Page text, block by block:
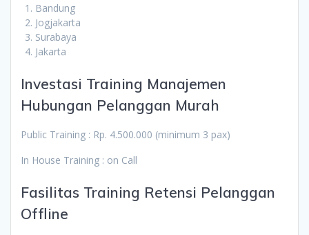
Bandung
Jogjakarta
Surabaya
Jakarta
Investasi Training Manajemen
Hubungan Pelanggan Murah
Public Training : Rp. 4.500.000 (minimum 3 pax)
In House Training : on Call
Fasilitas Training Retensi Pelanggan
Offline